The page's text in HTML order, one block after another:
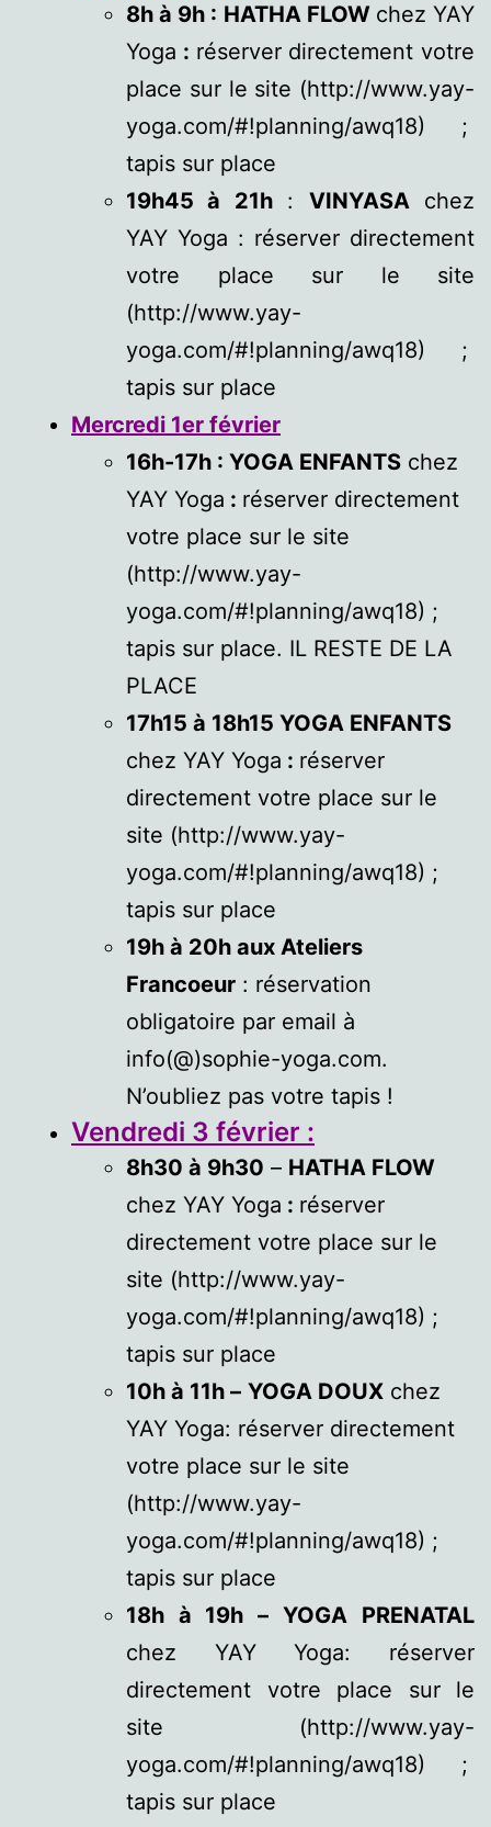
8h à 9h : HATHA FLOW chez YAY
Yoga : réserver directement votre
place sur le site (http://www.yay-
yoga.com/#!planning/awq18) ;
tapis sur place
19h45 à 21h: VINYASAchez
YAY Yoga : réserver directement
votre place sur le site
(http://www.yay-
yoga.com/#!planning/awq18) ;
tapis sur place
Mercredi 1er février
16h-17h : YOGA ENFANTS chez
YAY Yoga : réserver directement
votre place sur le site
(http://www.yay-
yoga.com/#!planning/awq18) ;
tapis sur place. IL RESTE DE LA
PLACE
17h15 à 18h15 YOGA ENFANTS
chez YAY Yoga : réserver
directement votre place sur le
site (http://www.yay-
yoga.com/#!planning/awq18) ;
tapis sur place
19h à 20h aux Ateliers
Francoeur : réservation
obligatoire par email à
info(@)sophie-yoga.com.
N’oubliez pas votre tapis !
Vendredi 3 février :
8h30 à 9h30 – HATHA FLOW
chez YAY Yoga : réserver
directement votre place sur le
site (http://www.yay-
yoga.com/#!planning/awq18) ;
tapis sur place
10h à 11h – YOGA DOUX chez
YAY Yoga: réserver directement
votre place sur le site
(http://www.yay-
yoga.com/#!planning/awq18) ;
tapis sur place
18h à 19h – YOGA PRENATAL
chez YAY Yoga: réserver
directement votre place sur le
site (http://www.yay-
yoga.com/#!planning/awq18) ;
tapis sur place